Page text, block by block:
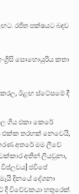
රජිත පක්ෂයට බඳව
සොහොයුරිය කතා
ඊළඟ ස්ටේසමේ දී
ගිය එකා කෙරේ
තරහක් නෙවෙයි,
අතරේ මම ලීවේ
අතින් ලියවුනා,
ජවිපේ
දිනයේ දේශනා
විවේචකයා හතුරෙක්.